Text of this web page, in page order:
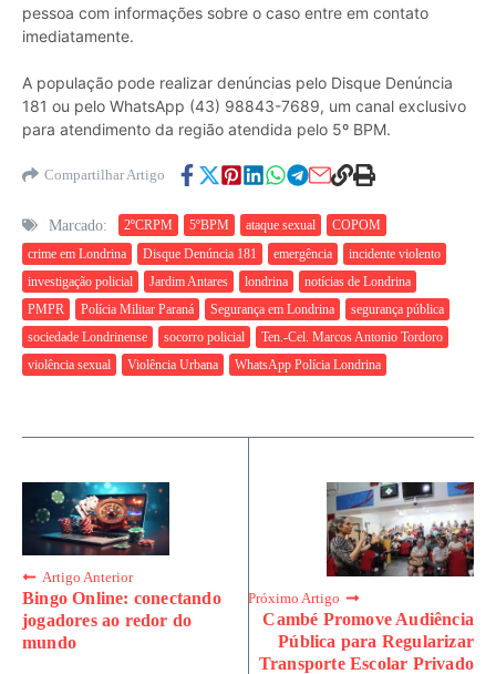
pessoa com informações sobre o caso entre em contato
imediatamente.
A população pode realizar denúncias pelo Disque Denúncia
181 ou pelo WhatsApp (43) 98843-7689, um canal exclusivo
para atendimento da região atendida pelo 5º BPM.
Compartilhar Artigo
Marcado: 2ºCRPM 5ºBPM ataque sexual
COPOM
crime em Londrina
Disque Denúncia 181 emergência
incidente violento
investigação policial
Jardim Antares londrina
notícias de Londrina
PMPR
Polícia Militar Paraná Segurança em Londrina
segurança pública
sociedade Londrinense
socorro policial
Ten.-Cel. Marcos Antonio Tordoro
violência sexual
Violência Urbana WhatsApp Polícia Londrina
Artigo Anterior
Bingo Online: conectando
jogadores ao redor do
mundo
Próximo Artigo
Cambé Promove Audiência
Pública para Regularizar
Transporte Escolar Privado